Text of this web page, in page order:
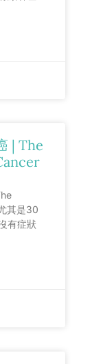
| The
其是30
有症狀